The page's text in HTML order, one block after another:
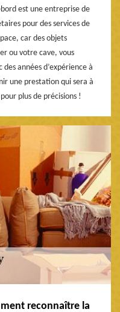
est une entreprise de
pour des services de
car des objets
ou votre cave, vous
années d’expérience à
une prestation qui sera à
plus de précisions !
reconnaître la